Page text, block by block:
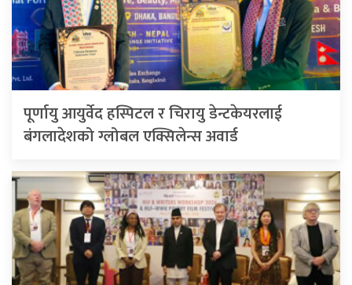
पूर्णायु आयुर्वेद हस्पिटल र चिरायु डेन्टकेयरलाई
बंगलादेशको ग्लोबल एक्सिलेन्स अवार्ड